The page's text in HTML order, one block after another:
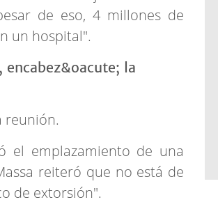
de eso, 4 millones de
un hospital".
reunión.
el emplazamiento de una
reiteró que no está de
de extorsión".